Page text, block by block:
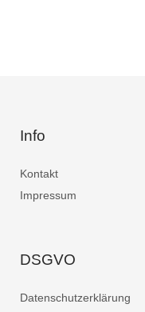
Info
Kontakt
Impressum
DSGVO
Datenschutzerklärung